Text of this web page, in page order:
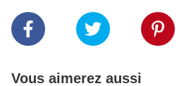
Vous aimerez aussi